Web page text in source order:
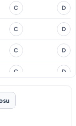
C D
C D
C D
C D
C